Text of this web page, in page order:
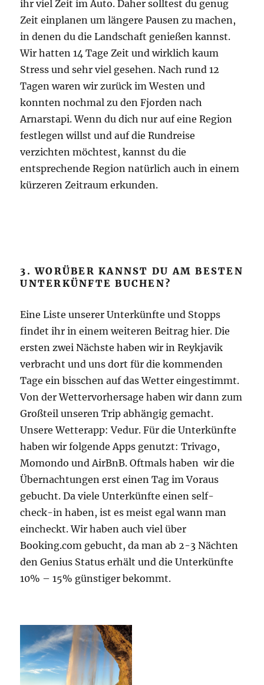
ihr viel Zeit im Auto. Daher solltest du genug
Zeit einplanen um längere Pausen zu machen,
in denen du die Landschaft genießen kannst.
Wir hatten 14 Tage Zeit und wirklich kaum
Stress und sehr viel gesehen. Nach rund 12
Tagen waren wir zurück im Westen und
konnten nochmal zu den Fjorden nach
Arnarstapi. Wenn du dich nur auf eine Region
festlegen willst und auf die Rundreise
verzichten möchtest, kannst du die
entsprechende Region natürlich auch in einem
kürzeren Zeitraum erkunden.
3. WORÜBER KANNST DU AM BESTEN
UNTERKÜNFTE BUCHEN?
Eine Liste unserer Unterkünfte und Stopps
findet ihr in einem weiteren Beitrag hier. Die
ersten zwei Nächste haben wir in Reykjavik
verbracht und uns dort für die kommenden
Tage ein bisschen auf das Wetter eingestimmt.
Von der Wettervorhersage haben wir dann zum
Großteil unseren Trip abhängig gemacht.
Unsere Wetterapp: Vedur. Für die Unterkünfte
haben wir folgende Apps genutzt: Trivago,
Momondo und AirBnB. Oftmals haben wir die
Übernachtungen erst einen Tag im Voraus
gebucht. Da viele Unterkünfte einen self-
check-in haben, ist es meist egal wann man
eincheckt. Wir haben auch viel über
Booking.com gebucht, da man ab 2-3 Nächten
den Genius Status erhält und die Unterkünfte
10% – 15% günstiger bekommt.